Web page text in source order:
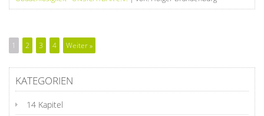
1 2 3 4 Weiter »
KATEGORIEN
14 Kapitel